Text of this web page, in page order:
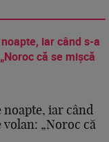
noapte, iar când
„Noroc că